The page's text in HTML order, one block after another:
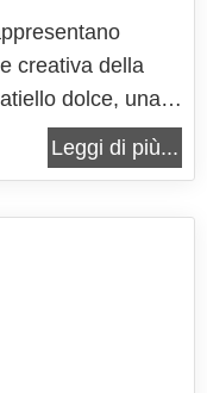
creativa della
dolce, una
e simbolico del
dei muffin,
Leggi di più...